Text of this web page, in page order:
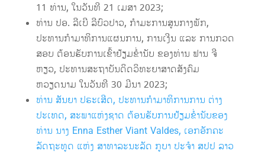
11 ທ່ານ, ໃນວັນທີ 21 ເມສາ 2023;
ທ່ານ ປອ. ລີເບີ ລີບົວປາວ, ກຳມະການສູນກາງພັກ,
ປະທານກຳມາທິການແຜນການ, ການເງີນ ແລະ ການກວດ
ສອບ ຕ້ອນຮັບການເຂົ້າຢ້ຽມຂໍ່ານັບ ຂອງທ່ານ ຟານ ຈີ
ຫຽວ, ປະທານສະຖາບັນດິດວິທະຍາສາດສັງຄົມ
ຫວຽດນາມ ໃນວັນທີ 30 ມີນາ 2023;
ທ່ານ ສັນຍາ ປຣະເສີດ, ປະທານກຳມາທິການການ ຕ່າງ
ປະເທດ, ສະພາແຫ່ງຊາດ ຕ້ອນຮັບການຢ້ຽມຂໍ່ານັບຂອງ
ທ່ານ ນາງ Enna Esther Viant Valdes, ເອກອັກຄະ
ລັດຖະທູດ ແຫ່ງ ສາທາລະນະລັດ ກູບາ ປະຈໍາ ສປປ ລາວ